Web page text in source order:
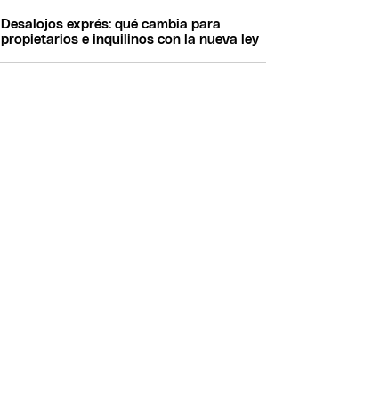
Desalojos exprés: qué cambia para
propietarios e inquilinos con la nueva ley